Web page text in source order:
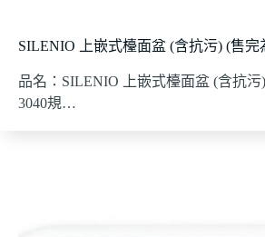
SILENIO 上嵌式檯面盆 (含抗污) (售完
品名：SILENIO 上嵌式檯面盆 (含抗污)
3040規…